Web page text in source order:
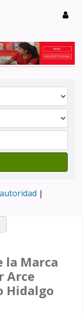
la Marca
Arce
Hidalgo